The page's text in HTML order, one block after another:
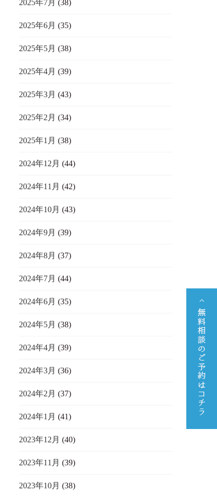
2025年7月 (38)
2025年6月 (35)
2025年5月 (38)
2025年4月 (39)
2025年3月 (43)
2025年2月 (34)
2025年1月 (38)
2024年12月 (44)
2024年11月 (42)
2024年10月 (43)
2024年9月 (39)
2024年8月 (37)
2024年7月 (44)
2024年6月 (35)
2024年5月 (38)
2024年4月 (39)
2024年3月 (36)
2024年2月 (37)
2024年1月 (41)
2023年12月 (40)
2023年11月 (39)
2023年10月 (38)